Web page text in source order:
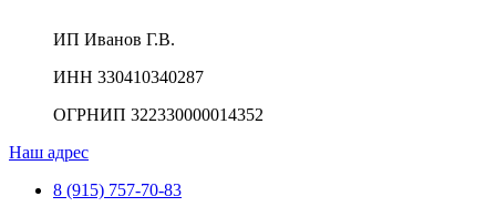
ИП Иванов Г.В.
ИНН 330410340287
ОГРНИП 322330000014352
Наш адрес
8 (915) 757-70-83